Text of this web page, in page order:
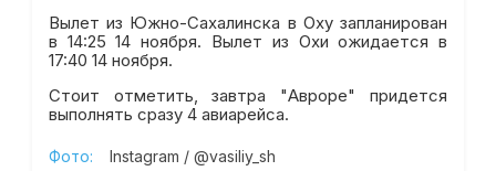
Вылет из Южно-Сахалинска в Оху запланирован
в 14:25 14 ноября. Вылет из Охи ожидается в
17:40 14 ноября.
Стоит отметить, завтра "Авроре" придется
выполнять сразу 4 авиарейса.
Фото: Instagram / @vasiliy_sh